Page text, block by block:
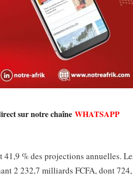
sur notre chaîneWHATSAPP
% des projections annuelles.
2 232,7 milliards FCFA, dont